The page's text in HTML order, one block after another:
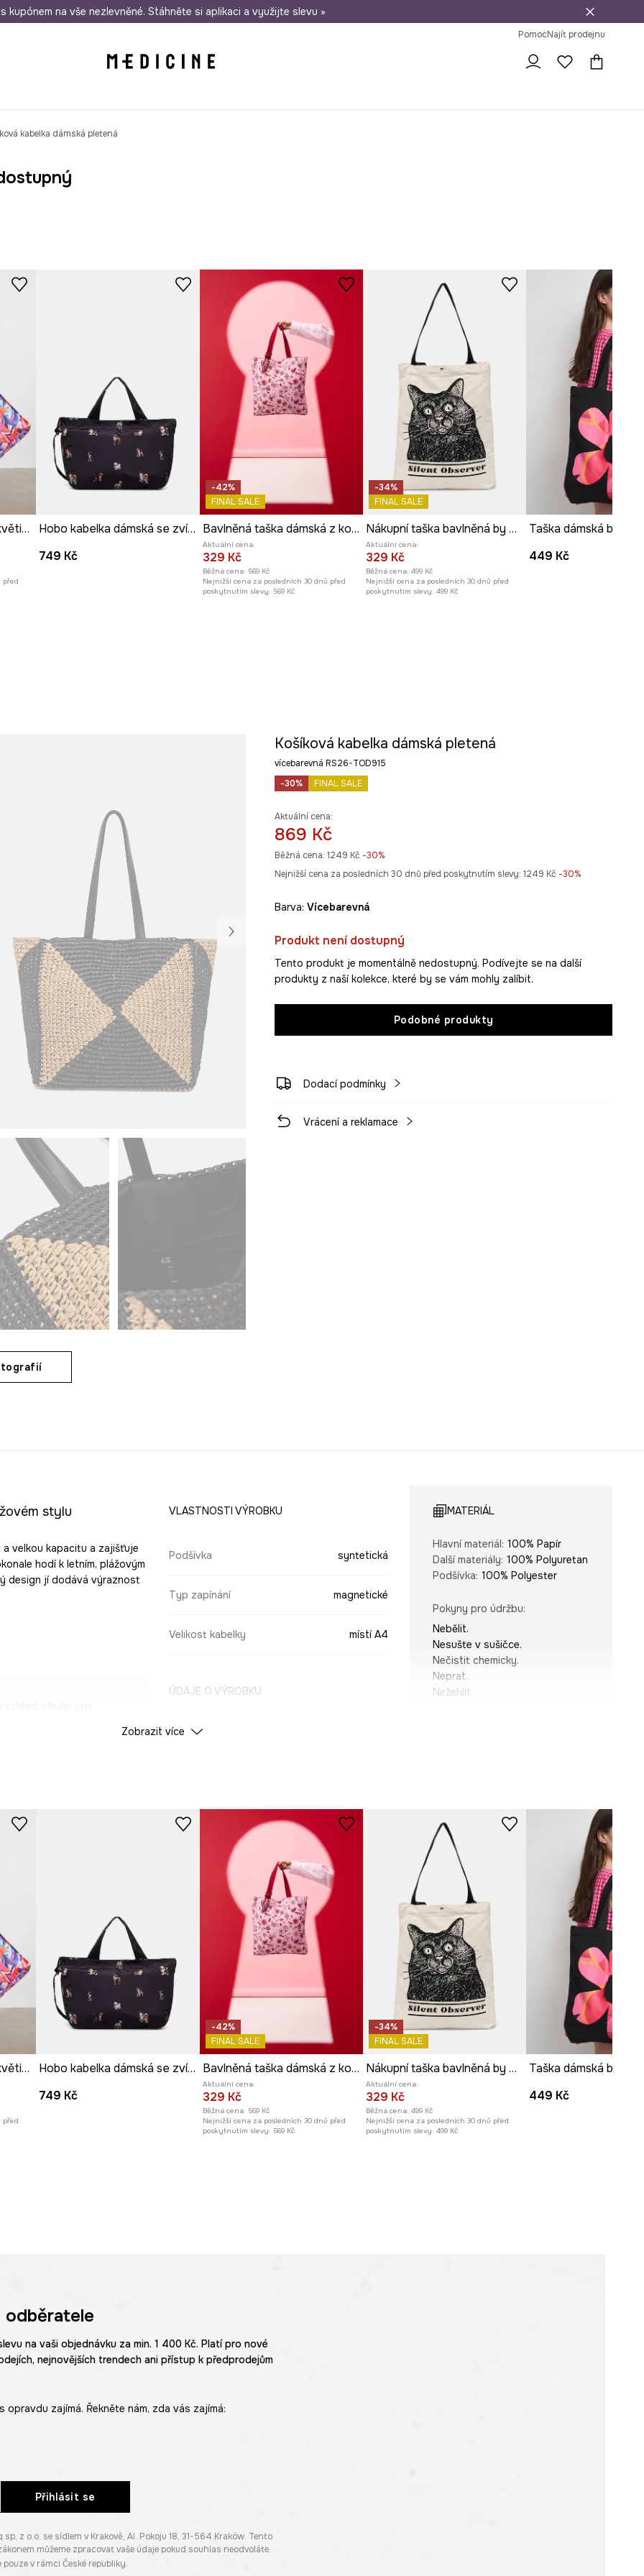
nákupu nad 1 200 Kč Odeslání i do 24 hodin 30 dní na vrácení zboží
s kupónem na vše nezlevněné. Stáhněte si aplikaci a využijte slevu »
PomocNajít prodejnu
kabelka dámská pletená
Nákupní taška dámská květinová
před
Hobo kabelka dámská se zvířecím vzorem
749 Kč
-42%
FINAL SALE
Bavlněná taška dámská z kolekce Valentine’s Day
Aktuální cena:
329 Kč
Běžná cena: 569 Kč
Nejnižší cena za posledních 30 dnů před
poskytnutím slevy: 569 Kč
-34%
FINAL SALE
Nákupní taška bavlněná by Aleksandra Czarny, Graphics Series
Aktuální cena:
329 Kč
Běžná cena: 499 Kč
Nejnižší cena za posledních 30 dnů před
poskytnutím slevy: 499 Kč
449 Kč
Košíková kabelka dámská pletená
vícebarevná RS26-TOD915
-30%
FINAL SALE
Aktuální cena:
869 Kč
Běžná cena: 1249 Kč -30%
Nejnižší cena za posledních 30 dnů před poskytnutím slevy: 1249 Kč -30%
Barva: vícebarevná
Produkt není dostupný
Tento produkt je momentálně nedostupný. Podívejte se na další
produkty z naší kolekce, které by se vám mohly zalíbit.
Podobné produkty
Dodací podmínky
Vrácení a reklamace
stylu
velkou kapacitu a zajišťuje
hodí k letním, plážovým
design jí dodává výraznost
a další nezbytné
a zajišťují
udržování v
její unikátní
VLASTNOSTI VÝROBKU
Podšívka syntetická
Typ zapínání magnetické
Velikost kabelky místí A4
ÚDAJE O VÝROBKU
Barva
Výrobce
MATERIÁL
Hlavní materiál: 100% Papír
Další materiály: 100% Polyuretan
Podšívka: 100% Polyester
Pokyny pro údržbu:
Nebělit.
Nesušte v sušičce.
Nečistit chemicky.
Neprat.
Nežehlit.
Modelka na fotografii je vysoká
175 cm a má na sebe velikost
TECHNICKÉ ÚDAJE
Počet vnějších kapes s
magnetickým uzávěrem
Zobrazit více
Nákupní taška dámská květinová
před
Hobo kabelka dámská se zvířecím vzorem
749 Kč
-42%
FINAL SALE
Bavlněná taška dámská z kolekce Valentine’s Day
Aktuální cena:
329 Kč
Běžná cena: 569 Kč
Nejnižší cena za posledních 30 dnů před
poskytnutím slevy: 569 Kč
-34%
FINAL SALE
Nákupní taška bavlněná by Aleksandra Czarny, Graphics Series
Aktuální cena:
329 Kč
Běžná cena: 499 Kč
Nejnižší cena za posledních 30 dnů před
poskytnutím slevy: 499 Kč
449 Kč
odběratele
na vaši objednávku za min. 1 400 Kč. Platí pro nové
nejnovějších trendech ani přístup k předprodejům
zajímá. Řekněte nám, zda vás zajímá:
Přihlásit se
z o.o. se sídlem v Krakově, Al. Pokoju 18, 31-564 Kraków. Tento
můžeme zpracovat vaše údaje pokud souhlas neodvoláte.
pouze v rámci České republiky.